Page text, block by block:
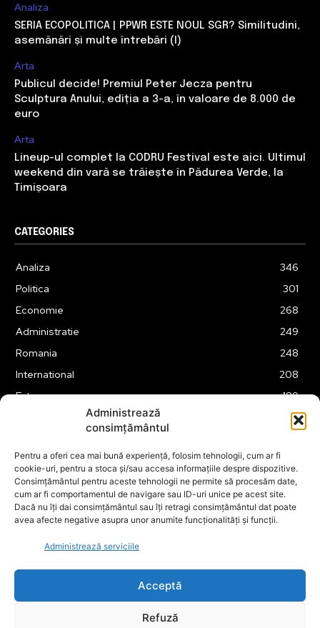
Administrează
consimțământul
Pentru a oferi cea mai bună experiență, folosim tehnologii, cum ar fi
cookie-uri, pentru a stoca și/sau accesa informațiile despre dispozitive.
Consimțământul pentru aceste tehnologii ne permite să procesăm date,
cum ar fi comportamentul de navigare sau ID-uri unice pe acest site.
Dacă nu îți dai consimțământul sau îți retragi consimțământul dat poate
avea afecte negative asupra unor anumite funcționalități și funcții.
Administrează serviciile
Acceptă
Refuză
Analiza
SERIA ECOPOLITICA | PPWR ESTE NOUL SGR? Similitudini,
asemănări și multe întrebări (I)
Arta
Publicul decide! Premiul Peter Jecza pentru
Sculptura Anului, ediția a 3-a, în valoare de 8.000 de
euro
Arta
Lineup-ul complet la CODRU Festival este aici. Ultimul
weekend din vară se trăiește în Pădurea Verde, la
Timișoara
CATEGORIES
Analiza
346
Politica
301
Economie
268
Administratie
249
Romania
248
International
208
Externe
189
175
Tehnologie
Financiar
160
ABUZURI
158
Social
Educatie
Cultura
149